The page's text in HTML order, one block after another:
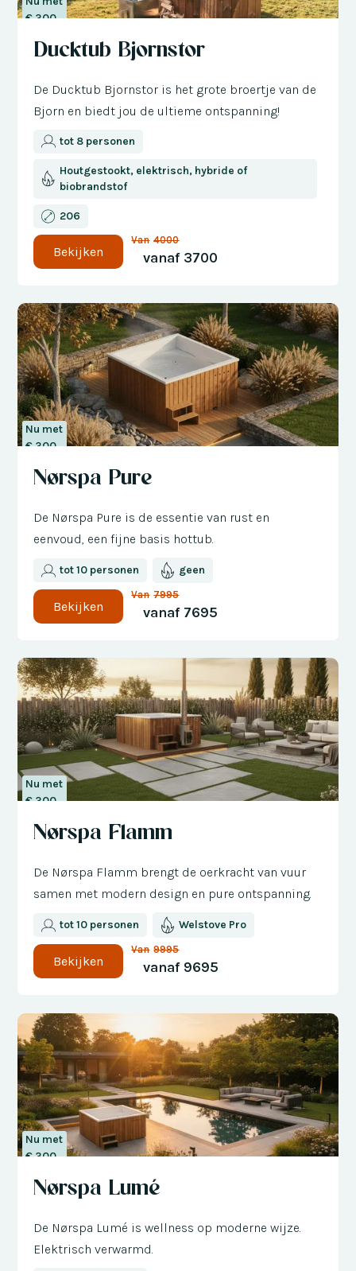
€ 300
Ducktub Bjornstor
De Ducktub Bjornstor is het grote broertje van de
Bjorn en biedt jou de ultieme ontspanning!
tot 8 personen
Houtgestookt, elektrisch, hybride of
biobrandstof
206
Bekijken
Van 4000
vanaf 3700
Nu met
€ 300
Nørspa Pure
De Nørspa Pure is de essentie van rust en
eenvoud, een fijne basis hottub.
tot 10 personen geen
Bekijken
Van 7995
vanaf 7695
Nu met
€ 300
Nørspa Flamm
De Nørspa Flamm brengt de oerkracht van vuur
samen met modern design en pure ontspanning.
tot 10 personen Welstove Pro
Bekijken
Van 9995
vanaf 9695
Nu met
€ 300
Nørspa Lumé
De Nørspa Lumé is wellness op moderne wijze.
Elektrisch verwarmd.